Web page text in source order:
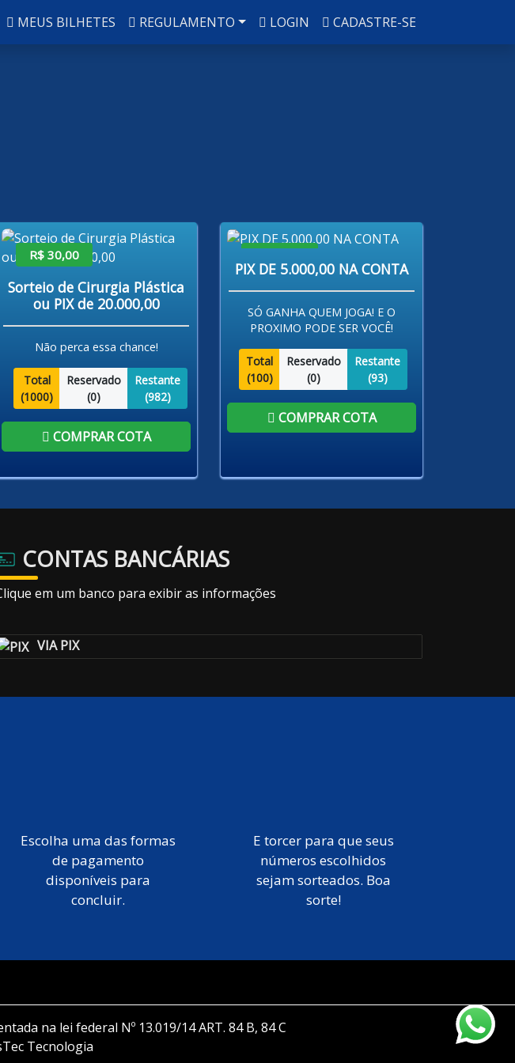
MEUS BILHETES REGULAMENTO LOGIN CADASTRE-SE
R$ 30,00
Sorteio de Cirurgia Plástica
ou PIX de 20.000,00
Não perca essa chance!
Total
(1000)
Reservado
(0)
Restante
(982)
COMPRAR COTA
PIX DE 5.000,00 NA CONTA
SÓ GANHA QUEM JOGA! E O
PROXIMO PODE SER VOCÊ!
Total
(100)
Reservado
(0)
Restante
(93)
COMPRAR COTA
CONTAS BANCÁRIAS
em um banco para exibir as informações
VIA PIX
Escolha uma das formas
de pagamento
disponíveis para
concluir.
E torcer para que seus
números escolhidos
sejam sorteados. Boa
sorte!
na lei federal Nº 13.019/14 ART. 84 B, 84 C
Tecnologia